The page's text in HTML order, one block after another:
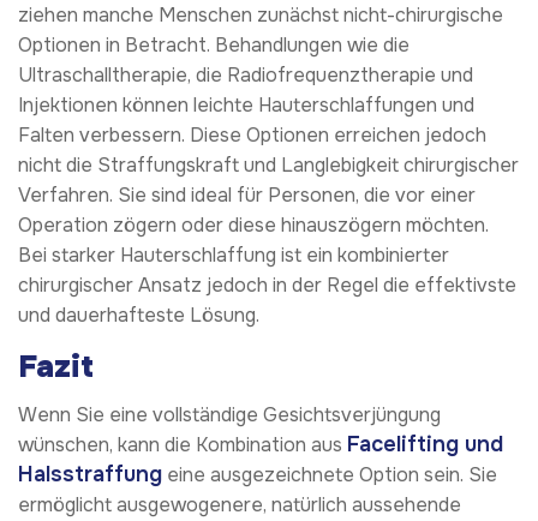
ziehen manche Menschen zunächst nicht-chirurgische
Optionen in Betracht. Behandlungen wie die
Ultraschalltherapie, die Radiofrequenztherapie und
Injektionen können leichte Hauterschlaffungen und
Falten verbessern. Diese Optionen erreichen jedoch
nicht die Straffungskraft und Langlebigkeit chirurgischer
Verfahren. Sie sind ideal für Personen, die vor einer
Operation zögern oder diese hinauszögern möchten.
Bei starker Hauterschlaffung ist ein kombinierter
chirurgischer Ansatz jedoch in der Regel die effektivste
und dauerhafteste Lösung.
Fazit
Wenn Sie eine vollständige Gesichtsverjüngung
wünschen, kann die Kombination aus Facelifting und
Halsstraffung eine ausgezeichnete Option sein. Sie
ermöglicht ausgewogenere, natürlich aussehende